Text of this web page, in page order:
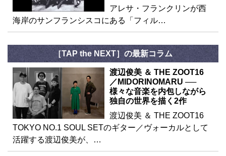
アレサ・フランクリンが西
海岸のサンフランシスコにある「フィル…
［TAP the NEXT］の最新コラム
渡辺俊美 ＆ THE ZOOT16
／MIDORINOMARU ──
様々な音楽を内包しながら
独自の世界を描く2作
渡辺俊美 ＆ THE ZOOT16
TOKYO NO.1 SOUL SETのギター／ヴォーカルとして
活躍する渡辺俊美が、…